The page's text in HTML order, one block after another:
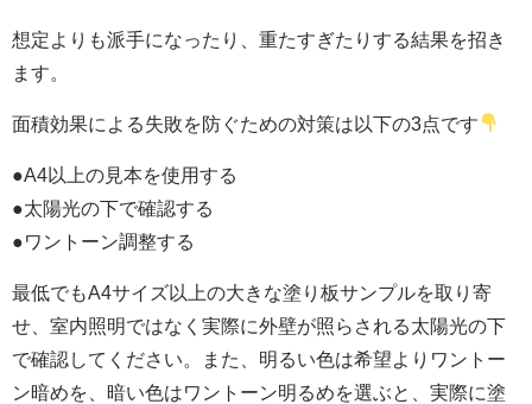
想定よりも派手になったり、重たすぎたりする結果を招き
ます。
面積効果による失敗を防ぐための対策は以下の3点です
●A4以上の見本を使用する
●太陽光の下で確認する
●ワントーン調整する
最低でもA4サイズ以上の大きな塗り板サンプルを取り寄
せ、室内照明ではなく実際に外壁が照らされる太陽光の下
で確認してください。また、明るい色は希望よりワントー
ン暗めを、暗い色はワントーン明るめを選ぶと、実際に塗